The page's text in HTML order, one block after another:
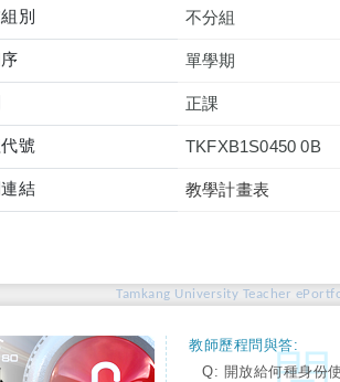
別 不分組
單學期
正課
號 TKFXB1S0450 0B
結 教學計畫表
Tamkang University Teacher
教師歷程問與答:
Q: 開放給何種身份